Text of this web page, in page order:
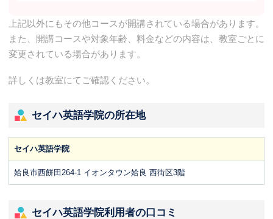
上記以外にもその他コースが開講されている場合があります。
また、開講コースや対象年齢、料金などの内容は、教室ごとに
変更されている場合があります。
詳しくは教室にてご確認ください。
セイハ英語学院の所在地
セイハ英語学院
姶良市西餅田264-1 イオンタウン姶良 西街区3階
セイハ英語学院利用者の口コミ